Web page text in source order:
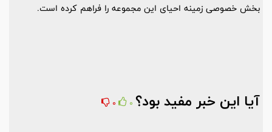
بخش خصوصی زمینه احیای این مجموعه را فراهم کرده است.
آیا این خبر مفید بود؟ 0
0